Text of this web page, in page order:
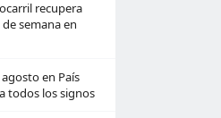
recupera
semana en
en País
todos los signos